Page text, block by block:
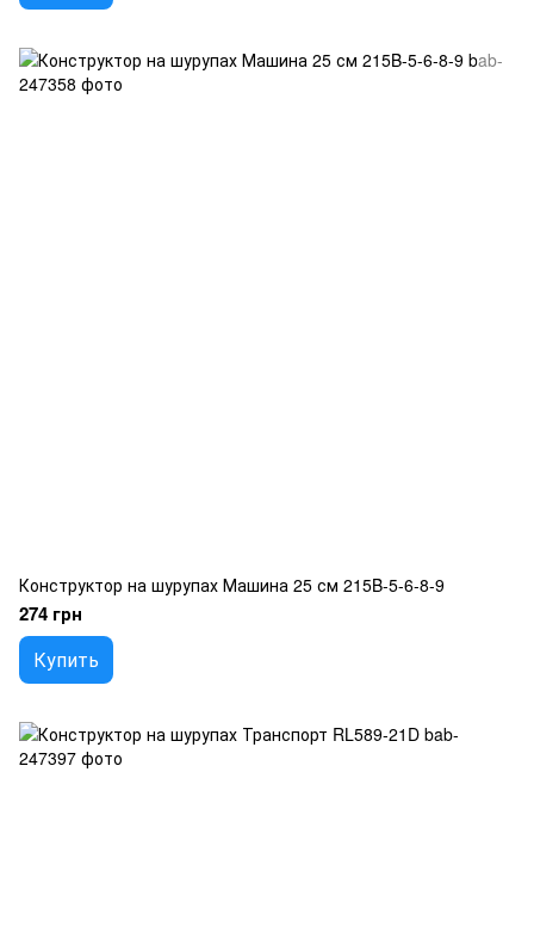
Конструктор на шурупах Машина 25 см 215B-5-6-8-9
274 грн
Купить